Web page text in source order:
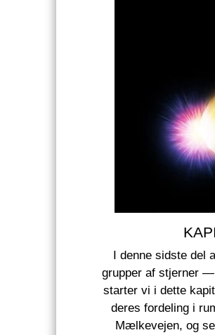
I denne sidste del
grupper af stjerner
starter vi i dette
deres fordeling i
Mælkevejen, og